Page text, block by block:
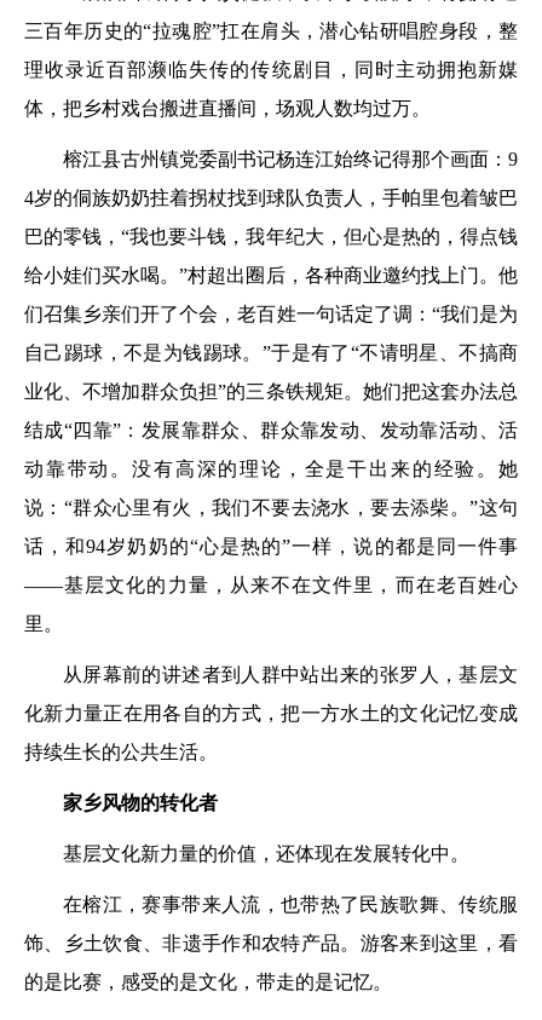
三百年历史的“拉魂腔”扛在肩头，潜心钻研唱腔身段，整
理收录近百部濒临失传的传统剧目，同时主动拥抱新媒
体，把乡村戏台搬进直播间，场观人数均过万。
榕江县古州镇党委副书记杨连江始终记得那个画面：9
4岁的侗族奶奶拄着拐杖找到球队负责人，手帕里包着皱巴
巴的零钱，“我也要斗钱，我年纪大，但心是热的，得点钱
给小娃们买水喝。”村超出圈后，各种商业邀约找上门。他
们召集乡亲们开了个会，老百姓一句话定了调：“我们是为
自己踢球，不是为钱踢球。”于是有了“不请明星、不搞商
业化、不增加群众负担”的三条铁规矩。她们把这套办法总
结成“四靠”：发展靠群众、群众靠发动、发动靠活动、活
动靠带动。没有高深的理论，全是干出来的经验。她
说：“群众心里有火，我们不要去浇水，要去添柴。”这句
话，和94岁奶奶的“心是热的”一样，说的都是同一件事
——基层文化的力量，从来不在文件里，而在老百姓心
里。
从屏幕前的讲述者到人群中站出来的张罗人，基层文
化新力量正在用各自的方式，把一方水土的文化记忆变成
持续生长的公共生活。
家乡风物的转化者
基层文化新力量的价值，还体现在发展转化中。
在榕江，赛事带来人流，也带热了民族歌舞、传统服
饰、乡土饮食、非遗手作和农特产品。游客来到这里，看
的是比赛，感受的是文化，带走的是记忆。